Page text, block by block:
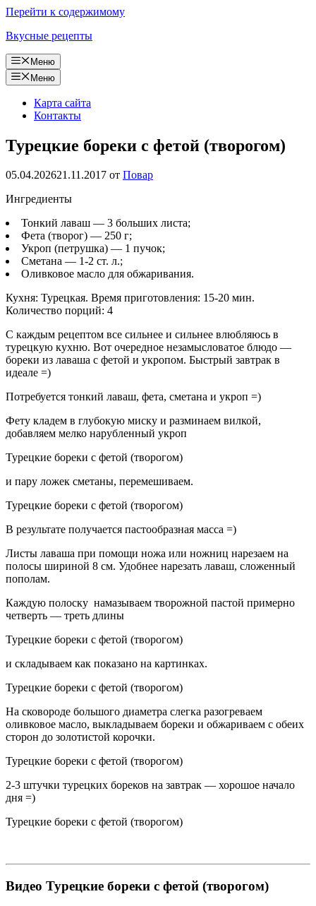
Перейти к содержимому
Вкусные рецепты
Меню
Меню
Карта сайта
Контакты
Турецкие бореки с фетой (творогом)
05.04.202621.11.2017 от Повар
Ингредиенты
Тонкий лаваш — 3 больших листа;
Фета (творог) — 250 г;
Укроп (петрушка) — 1 пучок;
Сметана — 1-2 ст. л.;
Оливковое масло для обжаривания.
Кухня: Турецкая. Время приготовления: 15-20 мин.
Количество порций: 4
С каждым рецептом все сильнее и сильнее влюбляюсь в
турецкую кухню. Вот очередное незамысловатое блюдо —
бореки из лаваша с фетой и укропом. Быстрый завтрак в
идеале =)
Потребуется тонкий лаваш, фета, сметана и укроп =)
Фету кладем в глубокую миску и разминаем вилкой,
добавляем мелко нарубленный укроп
Турецкие бореки с фетой (творогом)
и пару ложек сметаны, перемешиваем.
Турецкие бореки с фетой (творогом)
В результате получается пастообразная масса =)
Листы лаваша при помощи ножа или ножниц нарезаем на
полосы шириной 8 см. Удобнее нарезать лаваш, сложенный
пополам.
Каждую полоску намазываем творожной пастой примерно
четверть — треть длины
Турецкие бореки с фетой (творогом)
и складываем как показано на картинках.
Турецкие бореки с фетой (творогом)
На сковороде большого диаметра слегка разогреваем
оливковое масло, выкладываем бореки и обжариваем с обеих
сторон до золотистой корочки.
Турецкие бореки с фетой (творогом)
2-3 штучки турецких бореков на завтрак — хорошое начало
дня =)
Турецкие бореки с фетой (творогом)
Видео Турецкие бореки с фетой (творогом)